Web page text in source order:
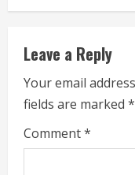
u
e
R
e
a
Leave a Reply
Your email
fields are marked *
Comment*